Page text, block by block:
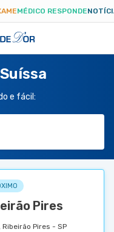
MÉDICO RESPONDE
e fácil:
Pires
Pires - SP